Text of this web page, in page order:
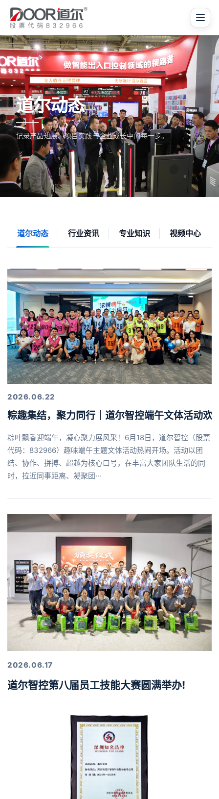
道尔动态
记录产品进展、项目实践与企业成长中的每一步。
道尔动态 行业资讯 专业知识 视频中心
2026.06.22
粽趣集结，聚力同行｜道尔智控端午文体活动欢
粽叶飘香迎端午，凝心聚力展风采！6月18日，道尔智控（股票
代码：832966）趣味端午主题文体活动热闹开场。活动以团
结、协作、拼搏、超越为核心口号，在丰富大家团队生活的同
时，拉近同事距离、凝聚团···
2026.06.17
道尔智控第八届员工技能大赛圆满举办!